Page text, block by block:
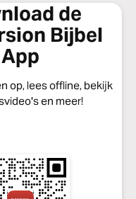
de
Bijbel
App
op, lees offline, bekijk
en meer!